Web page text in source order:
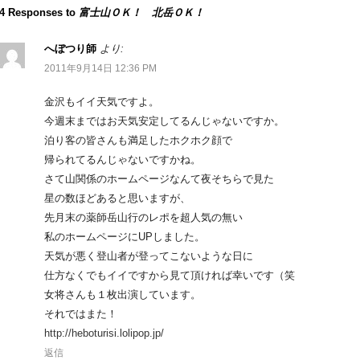
4 Responses to 富士山ＯＫ！ 北岳ＯＫ！
へぼつり師 より:
2011年9月14日 12:36 PM
金沢もイイ天気ですよ。
今週末まではお天気安定してるんじゃないですか。
泊り客の皆さんも満足したホクホク顔で
帰られてるんじゃないですかね。
さて山関係のホームページなんて夜そちらで見た
星の数ほどあると思いますが、
先月末の薬師岳山行のレポを超人気の無い
私のホームページにUPしました。
天気が悪く登山者が登ってこないような日に
仕方なくでもイイですから見て頂ければ幸いです（笑
女将さんも１枚出演しています。
それではまた！
http://heboturisi.lolipop.jp/
返信